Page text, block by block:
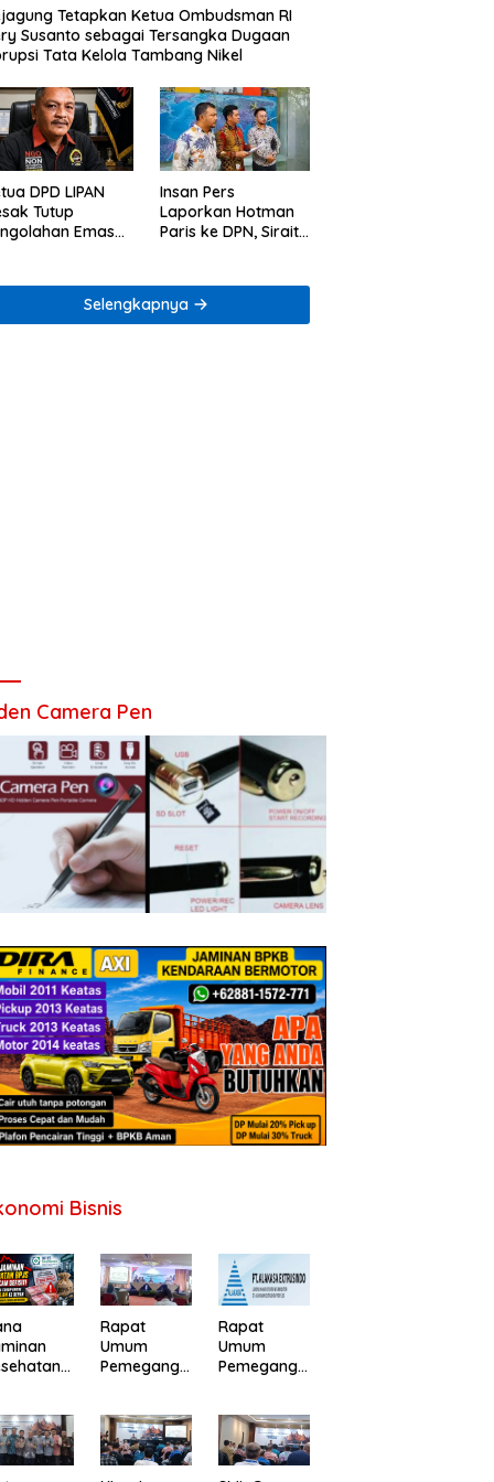
Tetapkan Ketua Ombudsman RI
Susanto sebagai Tersangka Dugaan
Tata Kelola Tambang Nikel
DPD LIPAN
Tutup
Emas
Insan Pers
Laporkan Hotman
Paris ke DPN, Sirait
Etik
Selengkapnya
Camera Pen
Bisnis
Rapat
Umum
Pemegang
Gapuraprim
a Tbk
Tahun Buku
Rapat
Umum
Pemegang
Alakasa
Industrindo
Tbk 2026